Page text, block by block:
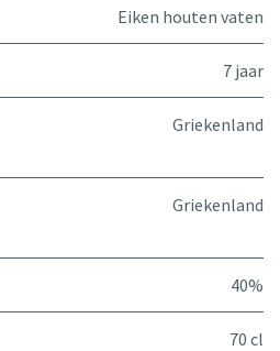
Eiken houten vaten
7 jaar
Griekenland
Griekenland
40%
70 cl